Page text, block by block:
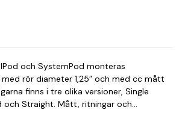
och SystemPod monteras
rör diameter 1,25” och med cc mått
finns i tre olika versioner, Single
Mått, ritningar och